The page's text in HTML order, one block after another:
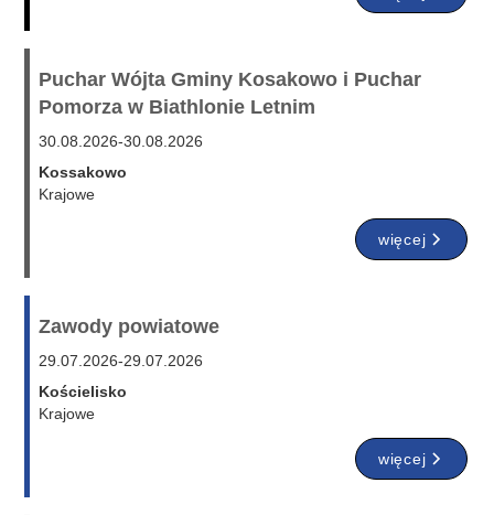
Puchar Wójta Gminy Kosakowo i Puchar
Pomorza w Biathlonie Letnim
30.08.2026-30.08.2026
Kossakowo
Krajowe
więcej
Zawody powiatowe
29.07.2026-29.07.2026
Kościelisko
Krajowe
więcej